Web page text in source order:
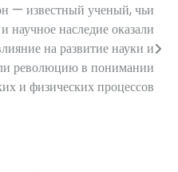
— известный ученый, чьи
научное наследие оказали
на развитие науки и
революцию в понимании
и физических процессов